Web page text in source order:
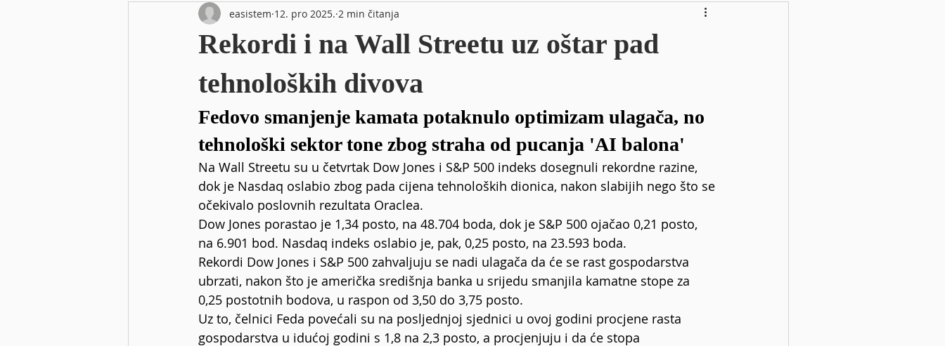
Rekordi i na Wall Streetu uz oštar pad
tehnoloških divova
easistem 12. pro 2025. 2 min čitanja
Fedovo smanjenje kamata potaknulo optimizam ulagača, no
tehnološki sektor tone zbog straha od pucanja 'AI balona'
Na Wall Streetu su u četvrtak Dow Jones i S&P 500 indeks dosegnuli rekordne razine,
dok je Nasdaq oslabio zbog pada cijena tehnoloških dionica, nakon slabijih nego što se
očekivalo poslovnih rezultata Oraclea.
Dow Jones porastao je 1,34 posto, na 48.704 boda, dok je S&P 500 ojačao 0,21 posto,
na 6.901 bod. Nasdaq indeks oslabio je, pak, 0,25 posto, na 23.593 boda.
Rekordi Dow Jones i S&P 500 zahvaljuju se nadi ulagača da će se rast gospodarstva
ubrzati, nakon što je američka središnja banka u srijedu smanjila kamatne stope za
0,25 postotnih bodova, u raspon od 3,50 do 3,75 posto.
Uz to, čelnici Feda povećali su na posljednjoj sjednici u ovoj godini procjene rasta
gospodarstva u idućoj godini s 1,8 na 2,3 posto, a procjenjuju i da će stopa